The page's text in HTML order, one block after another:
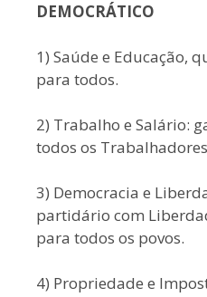
DEMOCRÁTICO
1) Saúde e Educação,
para todos.
2) Trabalho e Salário:
todos os
3) Democracia e
partidário com
para todos os povos.
4) Propriedade e